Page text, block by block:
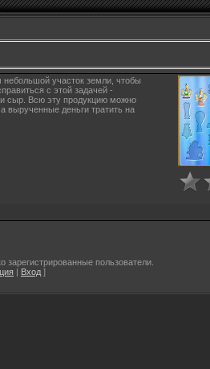
участок земли, чтобы
с этой задачей -
сыр. Всю эту продукцию можно
вырученные деньги тратить на
зарегистрированные пользователи.
Вход ]